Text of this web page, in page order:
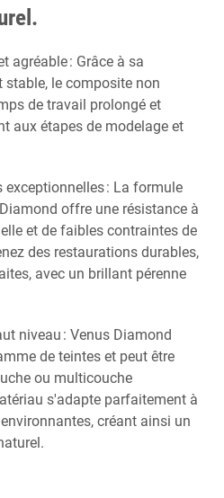
agréable : Grâce à sa
le composite non
de travail prolongé et
aux étapes de modelage et
exceptionnelles : La formule
offre une résistance à
et de faibles contraintes de
des restaurations durables,
avec un brillant pérenne
niveau : Venus Diamond
de teintes et peut être
ou multicouche
s'adapte parfaitement à
créant ainsi un